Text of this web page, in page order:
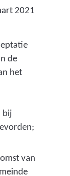
s
p
e
o
r
2021
de
het
bij
van